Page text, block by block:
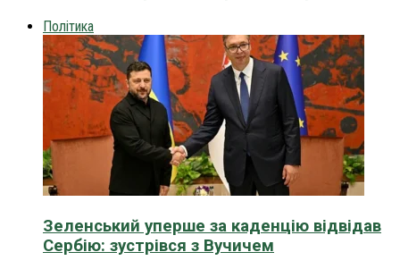
Політика
Зеленський уперше за каденцію відвідав
Сербію: зустрівся з Вучичем